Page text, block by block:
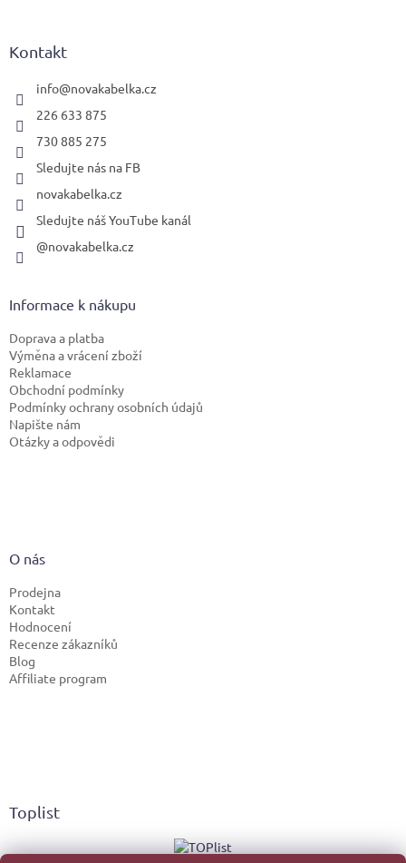
Kontakt
info@novakabelka.cz
226 633 875
730 885 275
Sledujte nás na FB
novakabelka.cz
Sledujte náš YouTube kanál
@novakabelka.cz
Informace k nákupu
Doprava a platba
Výměna a vrácení zboží
Reklamace
Obchodní podmínky
Podmínky ochrany osobních údajů
Napište nám
Otázky a odpovědi
O nás
Prodejna
Kontakt
Hodnocení
Recenze zákazníků
Blog
Affiliate program
Toplist